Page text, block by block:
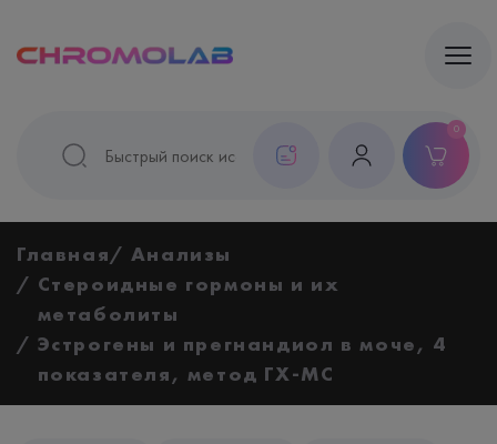
0
Главная
Анализы
Стероидные гормоны и их
метаболиты
Эстрогены и прегнандиол в моче, 4
показателя, метод ГХ-МС